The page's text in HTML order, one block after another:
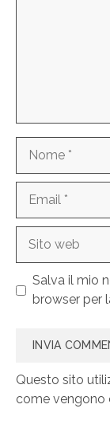
Salva il mio
browser per
Questo sito
come vengono